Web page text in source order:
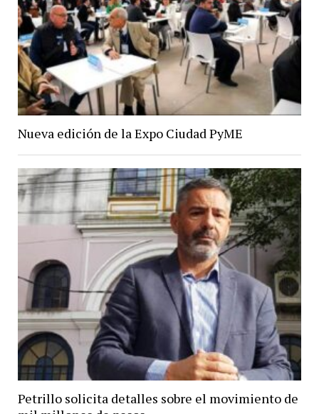
Nueva edición de la Expo Ciudad PyME
Petrillo solicita detalles sobre el movimiento de